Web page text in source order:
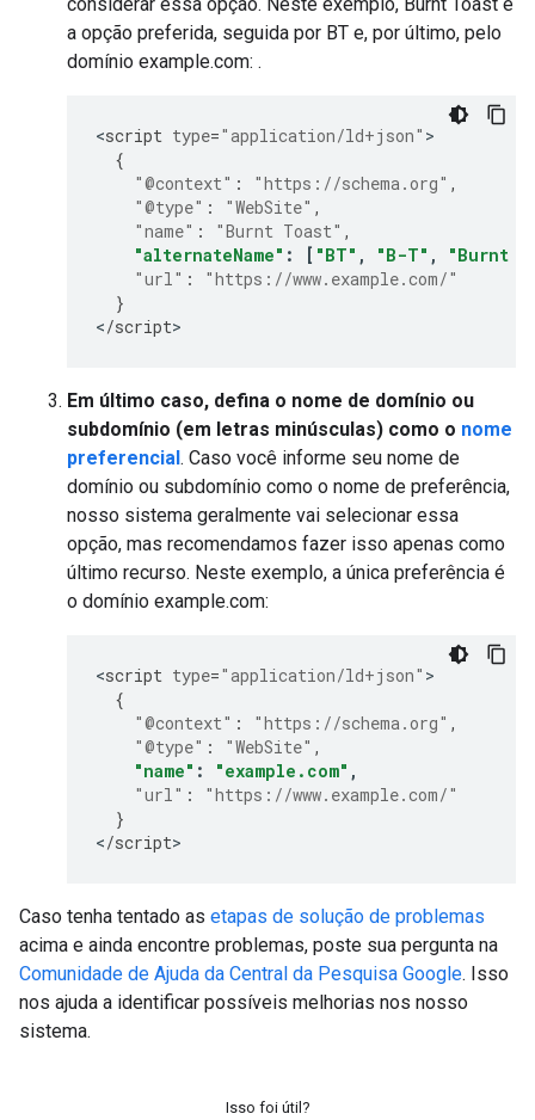
a opção preferida, seguida por BT e, por último, pelo
domínio example.com: .
<script type="application/ld+json"
{
"@context" : "https://schema.org" ,
"@type" : "WebSite" ,
"name" : "Burnt Toast" ,
"alternateName" : [ "BT" , "B-T" ,
"Burnt
"url" :
"https://www.example.com/"
}
</script>
Em último caso, defina o nome de domínio ou
subdomínio (em letras minúsculas) como o nome
preferencial. Caso você informe seu nome de
domínio ou subdomínio como o nome de preferência,
nosso sistema geralmente vai selecionar essa
opção, mas recomendamos fazer isso apenas como
último recurso. Neste exemplo, a única preferência é
o domínio example.com:
<script type="application/ld+json"
{
"@context" : "https://schema.org" ,
"@type" : "WebSite" ,
"name" : "example.com" ,
"url" :
"https://www.example.com/"
}
</script>
Caso tenha tentado as etapas de solução de problemas
acima e ainda encontre problemas, poste sua pergunta na
Comunidade de Ajuda da Central da Pesquisa Google. Isso
nos ajuda a identificar possíveis melhorias nos nosso
sistema.
Isso foi útil?